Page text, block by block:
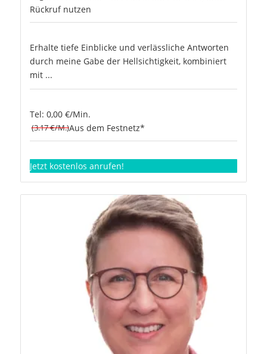
Rückruf nutzen
Erhalte tiefe Einblicke und verlässliche Antworten
durch meine Gabe der Hellsichtigkeit, kombiniert
mit ...
Tel: 0,00 €/Min.
(3.17 €/M.)Aus dem Festnetz*
Jetzt kostenlos anrufen!